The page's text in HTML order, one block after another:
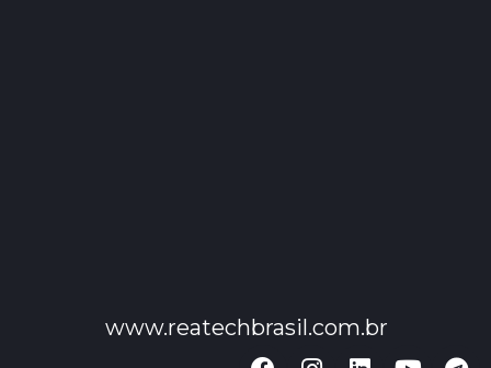
www.reatechbrasil.com.br